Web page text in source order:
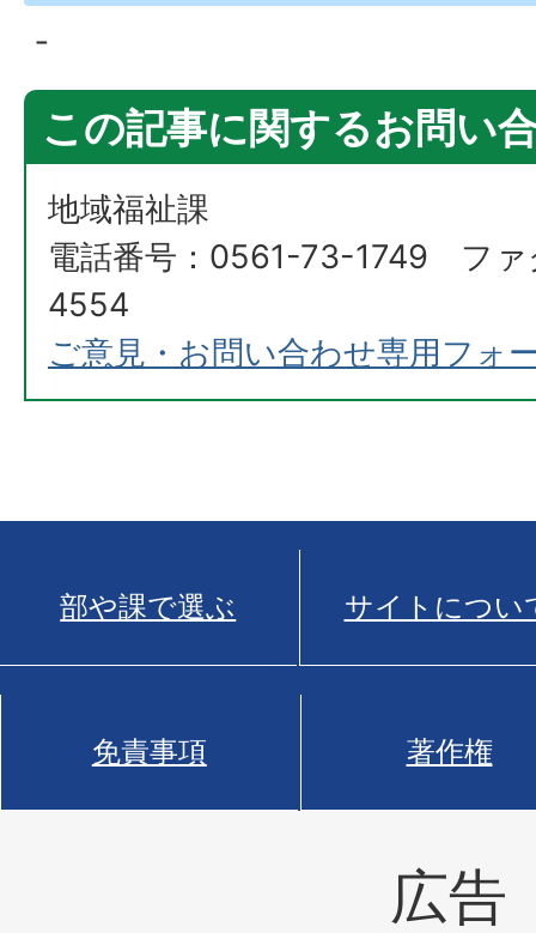
‐
この記事に関するお問い
地域福祉課
電話番号：0561-73-1749 フ
4554
ご意見・お問い合わせ専用フォ
部や課で選ぶ サイトについ
免責事項 著作権
広告